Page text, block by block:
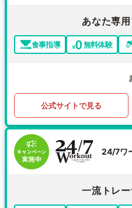
あなた専
食事指導 無料体験
公式サイトで見る
24/7ワ
一流トレ